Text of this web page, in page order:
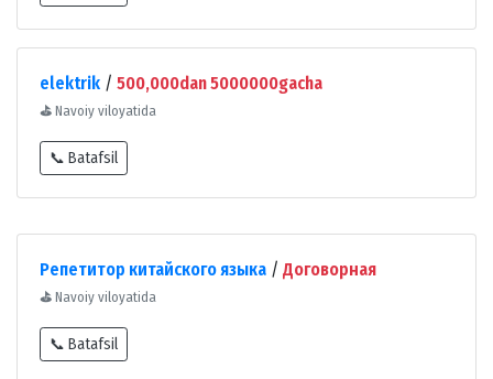
elektrik / 500,000dan 5000000gacha
⛳ Navoiy viloyatida
📞 Batafsil
Репетитор китайского языка / Договорная
⛳ Navoiy viloyatida
📞 Batafsil